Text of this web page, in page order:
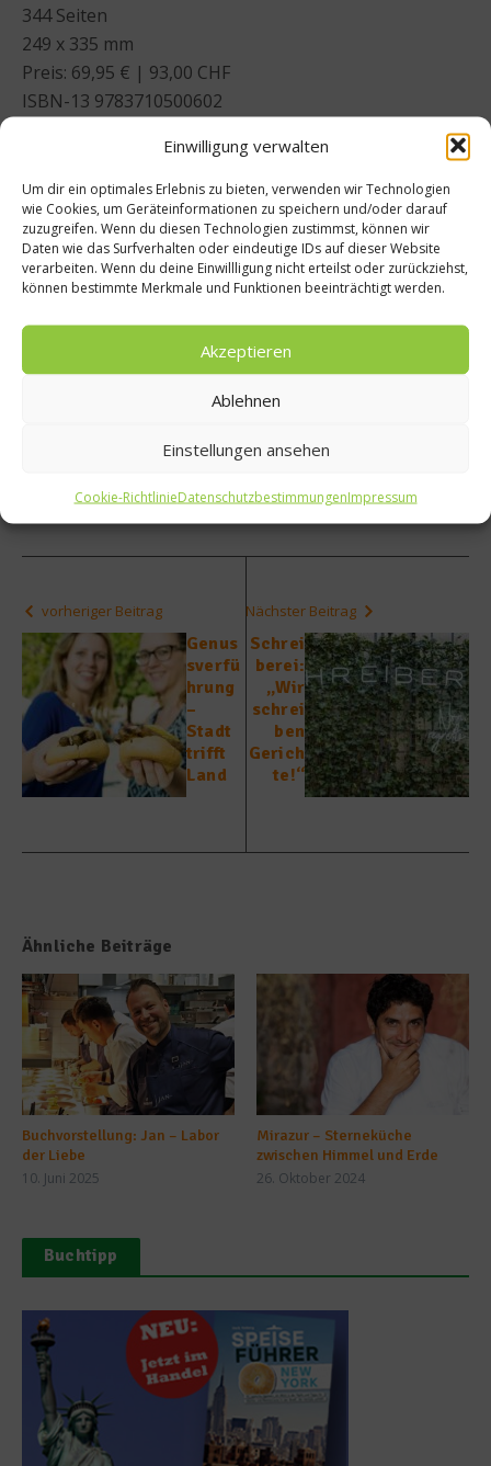
Einwilligung verwalten
Um dir ein optimales Erlebnis zu bieten, verwenden wir Technologien
wie Cookies, um Geräteinformationen zu speichern und/oder darauf
zuzugreifen. Wenn du diesen Technologien zustimmst, können wir
Daten wie das Surfverhalten oder eindeutige IDs auf dieser Website
verarbeiten. Wenn du deine Einwillligung nicht erteilst oder zurückziehst,
können bestimmte Merkmale und Funktionen beeinträchtigt werden.
Akzeptieren
Ablehnen
Einstellungen ansehen
Cookie-RichtlinieDatenschutzbestimmungenImpressum
344 Seiten
249 x 335 mm
Preis: 69,95 € | 93,00 CHF
ISBN-13 9783710500602
Das Ikarus ist viel mehr als ein Restaurant mit
wechselnden Köchen und Speisekarten, es ist ein
Epizentrum für erlesenen Geschmack, spannende
Kulinarik und eine Inspiration für alle Sinne. „Die
Weltköche zu Gast im Ikarus – Band 8“ präsentiert die
internationale Haute Cuisine:
❖ Persönliche Porträts der Chefs
❖ Erlebnisse des Ikarus Teams mit den Gastköchen
❖ Spitzengastronomie für zu Hause
Beitrag teilen
vorheriger Beitrag
Genus
sverfü
hrung
–
Stadt
trifft
Land
Nächster Beitrag
Schrei
berei:
„Wir
schrei
ben
Gerich
te!“
Ähnliche Beiträge
Buchvorstellung: Jan – Labor
der Liebe
10. Juni 2025
Mirazur – Sterneküche
zwischen Himmel und Erde
26. Oktober 2024
Buchtipp